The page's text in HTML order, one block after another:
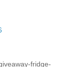
fridge-